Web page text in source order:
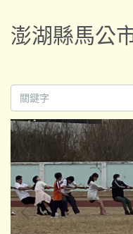
到
主
區
澎湖縣馬公